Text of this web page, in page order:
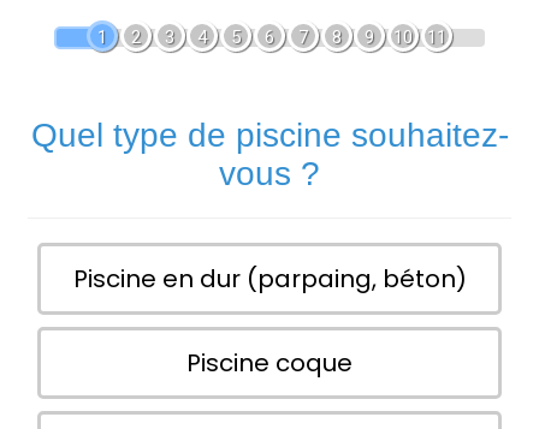
1 2 3 4 5 6 7 8 9 10 11
Quel type de piscine souhaitez-
vous ?
Piscine en dur (parpaing, béton)
Piscine coque